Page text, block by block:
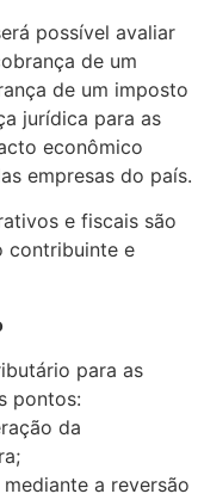
possível avaliar
de um
de um imposto
jurídica para as
econômico
empresas do país.
e fiscais são
contribuinte e
para as
pontos:
da
a reversão